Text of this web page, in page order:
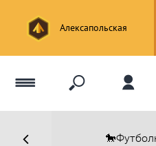
Алексапольская